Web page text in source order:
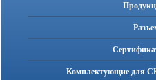
Комплектующие для